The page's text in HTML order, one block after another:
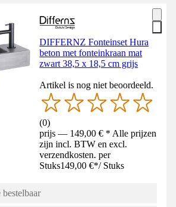
DIFFERNZ Fonteinset Hura
beton met fonteinkraan mat
zwart 38,5 x 18,5 cm grijs
Artikel is nog niet beoordeeld.
(0)
prijs — 149,00 € * Alle prijzen
zijn incl. BTW en excl.
verzendkosten. per
Stuks149,00 €*/ Stuks